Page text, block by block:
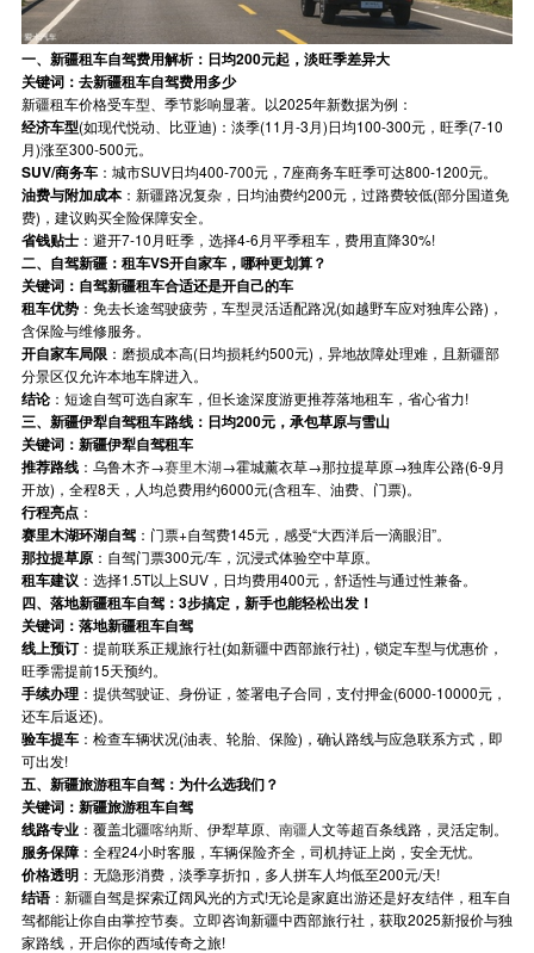
一、新疆租车自驾费用解析：日均200元起，淡旺季差异大
关键词：去新疆租车自驾费用多少
新疆租车价格受车型、季节影响显著。以2025年新数据为例：
经济车型(如现代悦动、比亚迪)：淡季(11月-3月)日均100-300元，旺季(7-10
月)涨至300-500元。
SUV/商务车：城市SUV日均400-700元，7座商务车旺季可达800-1200元。
油费与附加成本：新疆路况复杂，日均油费约200元，过路费较低(部分国道免
费)，建议购买全险保障安全。
省钱贴士：避开7-10月旺季，选择4-6月平季租车，费用直降30%!
二、自驾新疆：租车VS开自家车，哪种更划算？
关键词：自驾新疆租车合适还是开自己的车
租车优势：免去长途驾驶疲劳，车型灵活适配路况(如越野车应对独库公路)，
含保险与维修服务。
开自家车局限：磨损成本高(日均损耗约500元)，异地故障处理难，且新疆部
分景区仅允许本地车牌进入。
结论：短途自驾可选自家车，但长途深度游更推荐落地租车，省心省力!
三、新疆伊犁自驾租车路线：日均200元，承包草原与雪山
关键词：新疆伊犁自驾租车
推荐路线：乌鲁木齐→赛里木湖→霍城薰衣草→那拉提草原→独库公路(6-9月
开放)，全程8天，人均总费用约6000元(含租车、油费、门票)。
行程亮点：
赛里木湖环湖自驾：门票+自驾费145元，感受“大西洋后一滴眼泪”。
那拉提草原：自驾门票300元/车，沉浸式体验空中草原。
租车建议：选择1.5T以上SUV，日均费用400元，舒适性与通过性兼备。
四、落地新疆租车自驾：3步搞定，新手也能轻松出发！
关键词：落地新疆租车自驾
线上预订：提前联系正规旅行社(如新疆中西部旅行社)，锁定车型与优惠价，
旺季需提前15天预约。
手续办理：提供驾驶证、身份证，签署电子合同，支付押金(6000-10000元，
还车后返还)。
验车提车：检查车辆状况(油表、轮胎、保险)，确认路线与应急联系方式，即
可出发!
五、新疆旅游租车自驾：为什么选我们？
关键词：新疆旅游租车自驾
线路专业：覆盖北疆喀纳斯、伊犁草原、 南疆 人文等超百条线路，灵活定制。
服务保障：全程24小时客服，车辆保险齐全，司机持证上岗，安全无忧。
价格透明：无隐形消费，淡季享折扣，多人拼车人均低至200元/天!
结语：新疆自驾是探索辽阔风光的方式!无论是家庭出游还是好友结伴，租车自
驾都能让你自由掌控节奏。立即咨询新疆中西部旅行社，获取2025新报价与独
家路线，开启你的西域传奇之旅!